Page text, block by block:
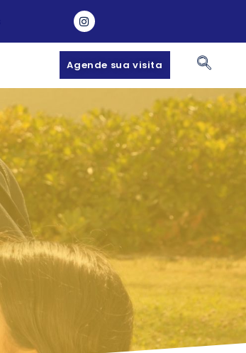
Agende sua visita